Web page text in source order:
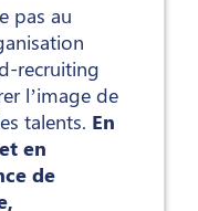
pas au
recruiting
l’image de
talents. En
en
de